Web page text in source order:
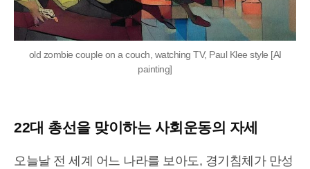
old zombie couple on a couch, watching TV, Paul Klee style [AI
painting]
22대 총선을 맞이하는 사회운동의 자세
오늘날 전 세계 어느 나라를 보아도, 경기침체가 만성